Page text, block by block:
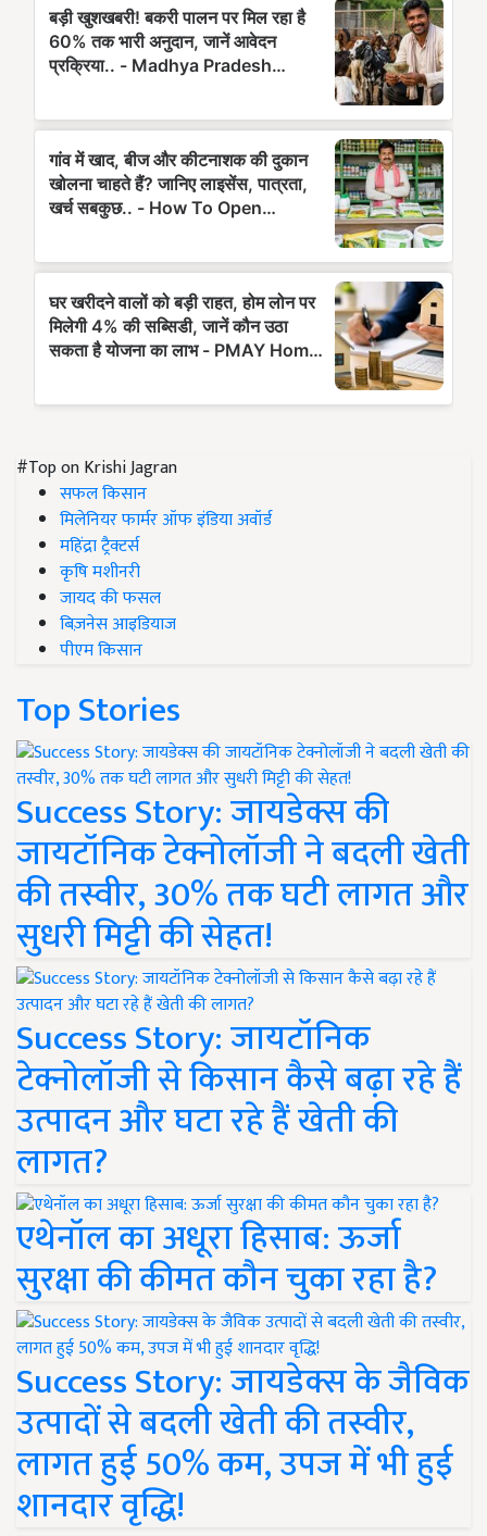
#Top on Krishi Jagran
सफल किसान
मिलेनियर फार्मर ऑफ इंडिया अवॉर्ड
महिंद्रा ट्रैक्टर्स
कृषि मशीनरी
जायद की फसल
बिज़नेस आइडियाज
पीएम किसान
Top Stories
Success Story: जायडेक्स की
जायटॉनिक टेक्नोलॉजी ने बदली खेती
की तस्वीर, 30% तक घटी लागत और
सुधरी मिट्टी की सेहत!
Success Story: जायटॉनिक
टेक्नोलॉजी से किसान कैसे बढ़ा रहे हैं
उत्पादन और घटा रहे हैं खेती की
लागत?
एथेनॉल का अधूरा हिसाब: ऊर्जा
सुरक्षा की कीमत कौन चुका रहा है?
Success Story: जायडेक्स के जैविक
उत्पादों से बदली खेती की तस्वीर,
लागत हुई 50% कम, उपज में भी हुई
शानदार वृद्धि!